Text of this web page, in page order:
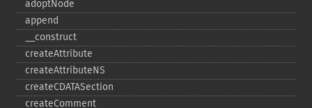
adoptNode
append
_​_​construct
createAttribute
createAttributeNS
createCDATASection
createComment